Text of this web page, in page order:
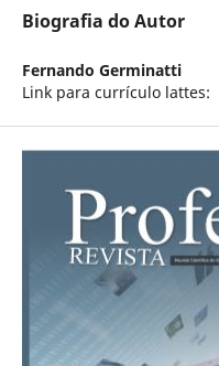
Biografia do Autor
Fernando Germinatti
Link para currículo lattes: